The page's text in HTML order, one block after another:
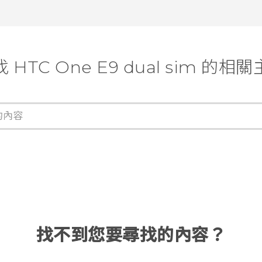
HTC One E9 dual sim 的相關
找不到您要尋找的內容？